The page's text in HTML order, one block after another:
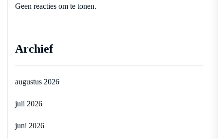
Geen reacties om te tonen.
Archief
augustus 2026
juli 2026
juni 2026